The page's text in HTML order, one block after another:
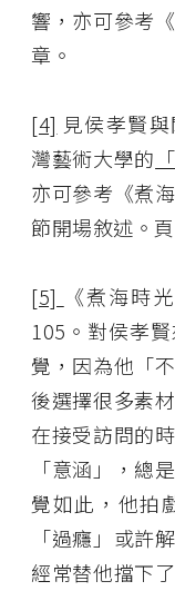
響，亦可參考
章。
[4] 見侯孝賢
灣藝術大學的
亦可參考《煮
節開場敘述。
[5]
《煮海時
105。對侯孝
覺，因為他「
後選擇很多素
在接受訪問的
「意涵」，總
覺如此，他拍
「過癮」或許
經常替他擋下